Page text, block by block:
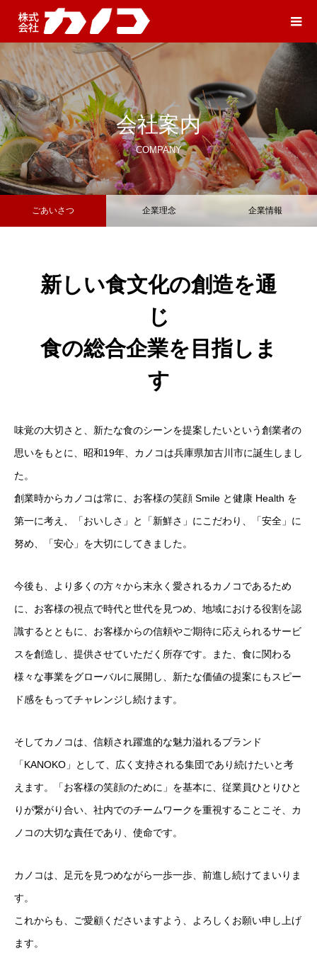
会社案内
COMPANY
ごあいさつ 企業理念 企業情報
新しい食文化の創造を通
じ
食の総合企業を目指しま
す
味覚の大切さと、新たな食のシーンを提案したいという創業者の
思いをもとに、昭和19年、カノコは兵庫県加古川市に誕生しまし
た。
創業時からカノコは常に、お客様の笑顔 Smile と健康 Health を
第一に考え、「おいしさ」と「新鮮さ」にこだわり、「安全」に
努め、「安心」を大切にしてきました。
今後も、より多くの方々から末永く愛されるカノコであるため
に、お客様の視点で時代と世代を見つめ、地域における役割を認
識するとともに、お客様からの信頼やご期待に応えられるサービ
スを創造し、提供させていただく所存です。また、食に関わる
様々な事業をグローバルに展開し、新たな価値の提案にもスピー
ド感をもってチャレンジし続けます。
そしてカノコは、信頼され躍進的な魅力溢れるブランド
「KANOKO」として、広く支持される集団であり続けたいと考
えます。「お客様の笑顔のために」を基本に、従業員ひとりひと
りが繋がり合い、社内でのチームワークを重視することこそ、カ
ノコの大切な責任であり、使命です。
カノコは、足元を見つめながら一歩一歩、前進し続けてまいりま
す。
これからも、ご愛顧くださいますよう、よろしくお願い申し上げ
ます。